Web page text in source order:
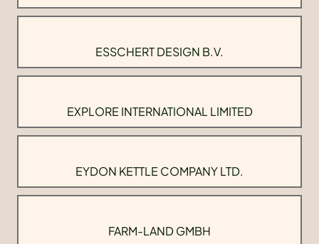
ESSCHERT DESIGN B.V.
EXPLORE INTERNATIONAL LIMITED
EYDON KETTLE COMPANY LTD.
FARM-LAND GMBH